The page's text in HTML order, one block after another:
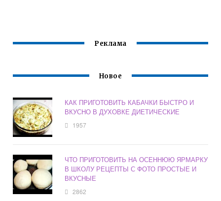
Реклама
Новое
КАК ПРИГОТОВИТЬ КАБАЧКИ БЫСТРО И
ВКУСНО В ДУХОВКЕ ДИЕТИЧЕСКИЕ
1957
ЧТО ПРИГОТОВИТЬ НА ОСЕННЮЮ ЯРМАРКУ
В ШКОЛУ РЕЦЕПТЫ С ФОТО ПРОСТЫЕ И
ВКУСНЫЕ
2862